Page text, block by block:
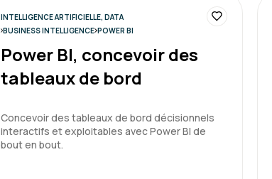
Notre formateur Jean-Luc
bien plus.
Cependant, pour moi il
groupe n'étant pas
reprises car nous
Formation : SQL : Les
INTELLIGENCE ARTIFICIELLE, DATA
BUSINESS INTELLIGENCE POWER BI
Power BI, concevoir des
tableaux de bord
Concevoir des tableaux de bord décisionnels
interactifs et exploitables avec Power BI de
bout en bout.